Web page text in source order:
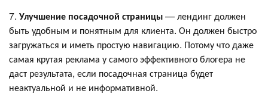
7. Улучшение посадочной страницы— лендинг должен
быть удобным и понятным для клиента. Он должен быстро
загружаться и иметь простую навигацию. Потому что даже
самая крутая реклама у самого эффективного блогера не
даст результата, если посадочная страница будет
неактуальной и не информативной.